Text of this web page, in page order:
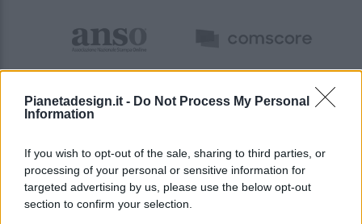
Pianetadesign.it - Do Not Process My Personal
Information
If you wish to opt-out of the sale, sharing to third parties, or
processing of your personal or sensitive information for
targeted advertising by us, please use the below opt-out
section to confirm your selection.
© 2026 - Pianeta Design - P.IVA 04827280654 - Testata
Registrata Al Tribunale Di Nocera Inferiore N. 8/2020 - RG N.